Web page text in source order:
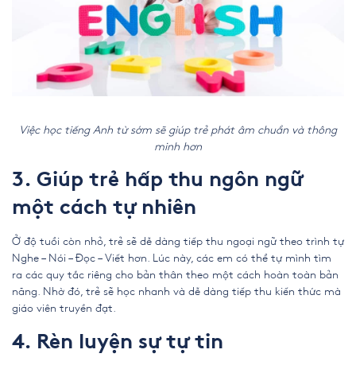
Việc học tiếng Anh từ sớm sẽ giúp trẻ phát âm chuẩn và thông
minh hơn
3. Giúp trẻ hấp thu ngôn ngữ
một cách tự nhiên
Ở độ tuổi còn nhỏ, trẻ sẽ dễ dàng tiếp thu ngoại ngữ theo trình tự
Nghe – Nói – Đọc – Viết hơn. Lúc này, các em có thể tự mình tìm
ra các quy tắc riêng cho bản thân theo một cách hoàn toàn bản
năng. Nhờ đó, trẻ sẽ học nhanh và dễ dàng tiếp thu kiến thức mà
giáo viên truyền đạt.
4. Rèn luyện sự tự tin